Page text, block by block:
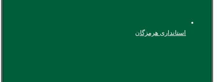
استانداری هرمزگان